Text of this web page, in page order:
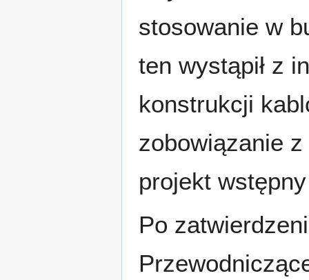
stosowanie w
ten wystąpił z
konstrukcji
zobowiązanie
projekt
Po